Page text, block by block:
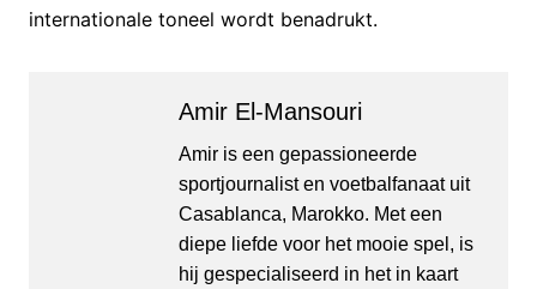
internationale toneel wordt benadrukt.
Amir El-Mansouri
Amir is een gepassioneerde
sportjournalist en voetbalfanaat uit
Casablanca, Marokko. Met een
diepe liefde voor het mooie spel, is
hij gespecialiseerd in het in kaart